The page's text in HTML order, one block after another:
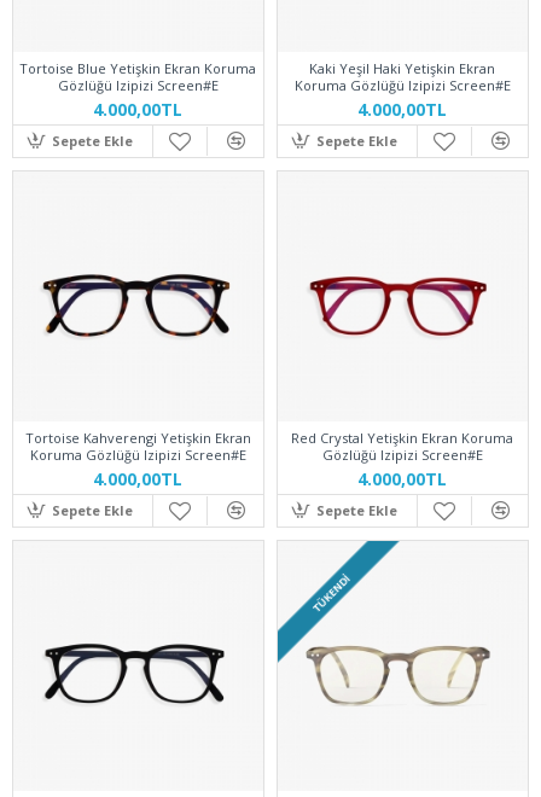
Tortoise Blue Yetişkin Ekran Koruma
Gözlüğü Izipizi Screen#E
4.000,00TL
Sepete Ekle
Kaki Yeşil Haki Yetişkin Ekran
Koruma Gözlüğü Izipizi Screen#E
4.000,00TL
Sepete Ekle
Tortoise Kahverengi Yetişkin Ekran
Koruma Gözlüğü Izipizi Screen#E
4.000,00TL
Sepete Ekle
Red Crystal Yetişkin Ekran Koruma
Gözlüğü Izipizi Screen#E
4.000,00TL
Sepete Ekle
TÜKENDI